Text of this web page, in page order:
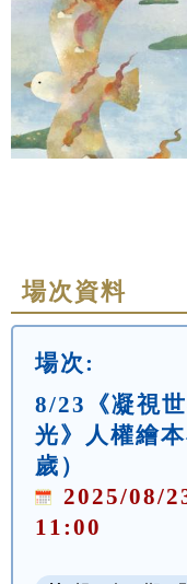
場次資料
場次:
8/23《凝視
光》人權繪
歲）
2025/08/
11:00